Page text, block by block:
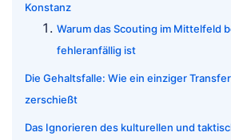
Konstanz
Warum das Scouting im Mittelfeld
fehleranfällig ist
Die Gehaltsfalle: Wie ein einziger
zerschießt
Das Ignorieren des kulturellen und